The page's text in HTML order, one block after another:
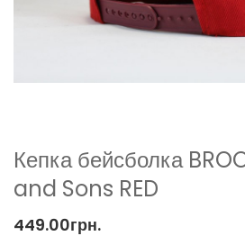
Кепка бейсболка
and Sons RED
449.00грн.